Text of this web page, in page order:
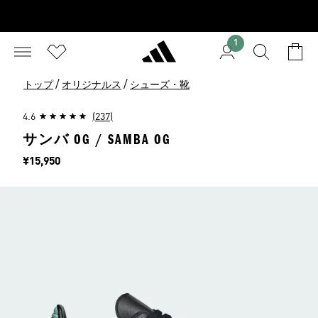
1
トップ / オリジナルス / シューズ・靴
4.6 (237)
サンバ OG / SAMBA OG
価格
¥15,950